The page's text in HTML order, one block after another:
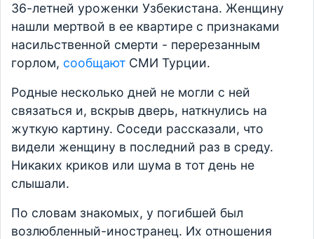
36-летней уроженки Узбекистана. Женщину
нашли мертвой в ее квартире с признаками
насильственной смерти - перерезанным
горлом, сообщают СМИ Турции.
Родные несколько дней не могли с ней
связаться и, вскрыв дверь, наткнулись на
жуткую картину. Соседи рассказали, что
видели женщину в последний раз в среду.
Никаких криков или шума в тот день не
слышали.
По словам знакомых, у погибшей был
возлюбленный-иностранец. Их отношения